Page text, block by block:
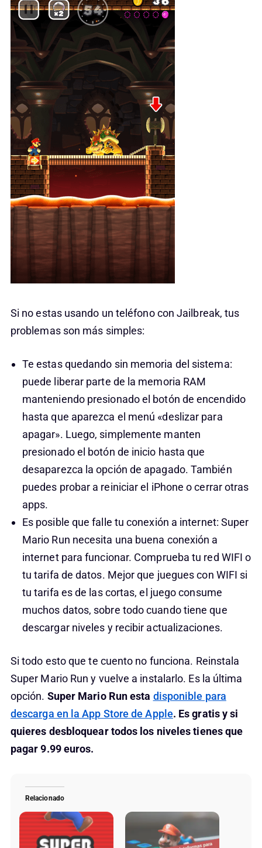
Si no estas usando un teléfono con Jailbreak, tus
problemas son más simples:
Te estas quedando sin memoria del sistema:
puede liberar parte de la memoria RAM
manteniendo presionado el botón de encendido
hasta que aparezca el menú «deslizar para
apagar». Luego, simplemente manten
presionado el botón de inicio hasta que
desaparezca la opción de apagado. También
puedes probar a reiniciar el iPhone o cerrar otras
apps.
Es posible que falle tu conexión a internet: Super
Mario Run necesita una buena conexión a
internet para funcionar. Comprueba tu red WIFI o
tu tarifa de datos. Mejor que juegues con WIFI si
tu tarifa es de las cortas, el juego consume
muchos datos, sobre todo cuando tiene que
descargar niveles y recibir actualizaciones.
Si todo esto que te cuento no funciona. Reinstala
Super Mario Run y vuelve a instalarlo. Es la última
opción. Super Mario Run esta disponible para
descarga en la App Store de Apple. Es gratis y si
quieres desbloquear todos los niveles tienes que
pagar 9.99 euros.
Relacionado